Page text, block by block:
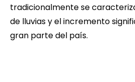
tradicionalmente se
de lluvias y el incremento
gran parte del país.